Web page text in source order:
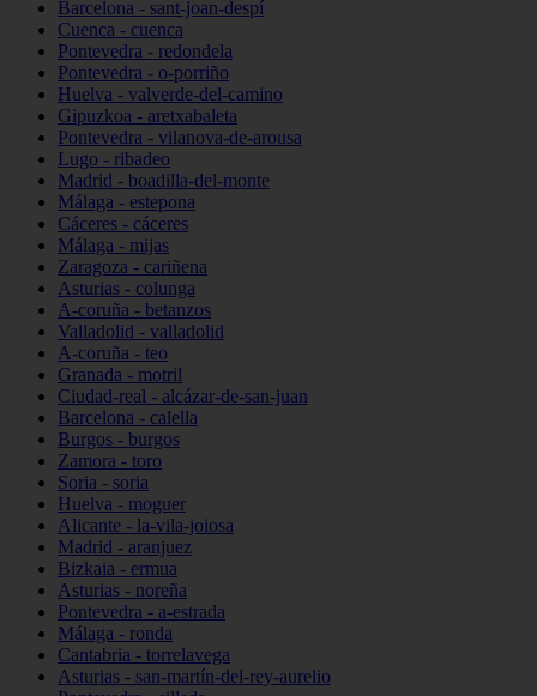
Barcelona - sant-joan-despí
Cuenca - cuenca
Pontevedra - redondela
Pontevedra - o-porriño
Huelva - valverde-del-camino
Gipuzkoa - aretxabaleta
Pontevedra - vilanova-de-arousa
Lugo - ribadeo
Madrid - boadilla-del-monte
Málaga - estepona
Cáceres - cáceres
Málaga - mijas
Zaragoza - cariñena
Asturias - colunga
A-coruña - betanzos
Valladolid - valladolid
A-coruña - teo
Granada - motril
Ciudad-real - alcázar-de-san-juan
Barcelona - calella
Burgos - burgos
Zamora - toro
Soria - soria
Huelva - moguer
Alicante - la-vila-joiosa
Madrid - aranjuez
Bizkaia - ermua
Asturias - noreña
Pontevedra - a-estrada
Málaga - ronda
Cantabria - torrelavega
Asturias - san-martín-del-rey-aurelio